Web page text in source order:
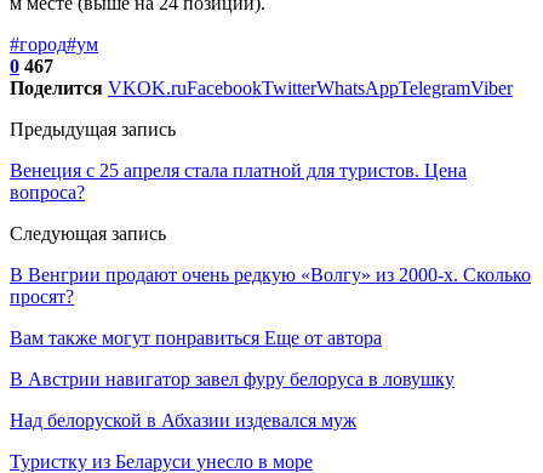
#город#ум
0 467
Поделится VKOK.ruFacebookTwitterWhatsAppTelegramViber
Предыдущая запись
Венеция с 25 апреля стала платной для туристов. Цена
вопроса?
Следующая запись
В Венгрии продают очень редкую «Волгу» из 2000-х. Сколько
просят?
Вам также могут понравиться Еще от автора
В Австрии навигатор завел фуру белоруса в ловушку
Над белоруской в Абхазии издевался муж
Туристку из Беларуси унесло в море